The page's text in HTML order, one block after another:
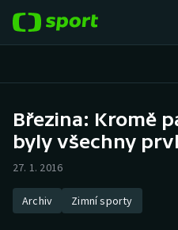
Hokej
Atletika
Březina: Kromě
byly všechny
27. 1. 2016
Archiv Zimní sporty